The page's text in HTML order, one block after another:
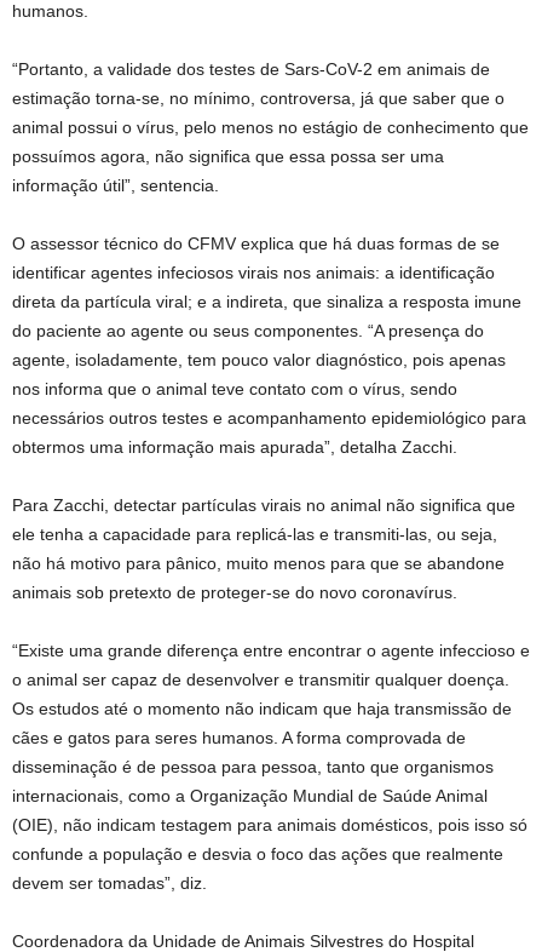
humanos.
“Portanto, a validade dos testes de Sars-CoV-2 em animais de
estimação torna-se, no mínimo, controversa, já que saber que o
animal possui o vírus, pelo menos no estágio de conhecimento que
possuímos agora, não significa que essa possa ser uma
informação útil”, sentencia.
O assessor técnico do CFMV explica que há duas formas de se
identificar agentes infeciosos virais nos animais: a identificação
direta da partícula viral; e a indireta, que sinaliza a resposta imune
do paciente ao agente ou seus componentes. “A presença do
agente, isoladamente, tem pouco valor diagnóstico, pois apenas
nos informa que o animal teve contato com o vírus, sendo
necessários outros testes e acompanhamento epidemiológico para
obtermos uma informação mais apurada”, detalha Zacchi.
Para Zacchi, detectar partículas virais no animal não significa que
ele tenha a capacidade para replicá-las e transmiti-las, ou seja,
não há motivo para pânico, muito menos para que se abandone
animais sob pretexto de proteger-se do novo coronavírus.
“Existe uma grande diferença entre encontrar o agente infeccioso e
o animal ser capaz de desenvolver e transmitir qualquer doença.
Os estudos até o momento não indicam que haja transmissão de
cães e gatos para seres humanos. A forma comprovada de
disseminação é de pessoa para pessoa, tanto que organismos
internacionais, como a Organização Mundial de Saúde Animal
(OIE), não indicam testagem para animais domésticos, pois isso só
confunde a população e desvia o foco das ações que realmente
devem ser tomadas”, diz.
Coordenadora da Unidade de Animais Silvestres do Hospital